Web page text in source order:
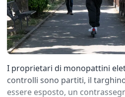
I proprietari di monopattini
controlli sono partiti, il
essere esposto, un